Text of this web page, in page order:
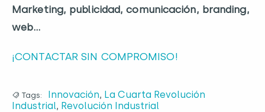
Marketing, publicidad, comunicación, branding,
web…
¡CONTACTAR SIN COMPROMISO!
Tags: Innovación, La Cuarta Revolución
Industrial, Revolución Industrial